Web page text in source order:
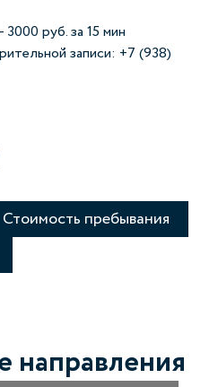
руб. за 15 мин
записи: +7 (938)
Стоимость пребывания
направления